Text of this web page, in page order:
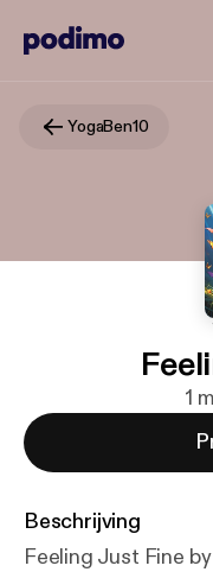
YogaBen10
1
Beschrijving
Feeling Just Fine by